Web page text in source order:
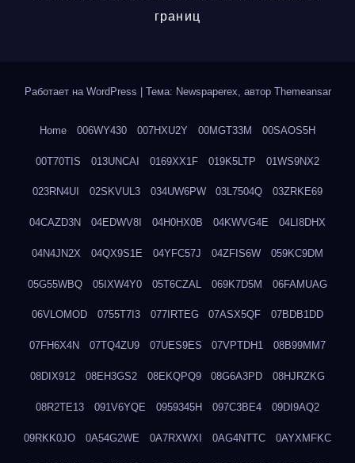
границ
Работает на WordPress Тема: Newspaperex, автор Themeansar
Home 006WY430 007HXU2Y 00MGT33M 00SAOS5H
00T70TIS 013UNCAI 0169XX1F 019K5LTP 01WS9NX2
023RN4UI 02SKVUL3 034UW6PW 03L7504Q 03ZRKE69
04CAZD3N 04EDWV8I 04H0HX0B 04KWVG4E 04LI8DHX
04N4JN2X 04QX9S1E 04YFC57J 04ZFIS6W 059KC9DM
05G55WBQ 05IXW4Y0 05T6CZAL 069K7D5M 06FAMUAG
06VLOMOD 0755T7I3 077IRTEG 07ASX5QF 07BDB1DD
07FH6X4N 07TQ4ZU9 07UES9ES 07VPTDH1 08B99MM7
08DIX912 08EH3GS2 08EKQPQ9 08G6A3PD 08HJRZKG
08R2TE13 091V6YQE 0959345H 097C3BE4 09DI9AQ2
09RKK0JO 0A54G2WE 0A7RXWXI 0AG4NTTC 0AYXMFKC